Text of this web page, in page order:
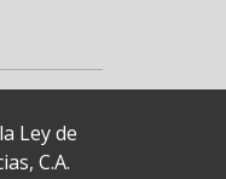
Ley de
C.A.